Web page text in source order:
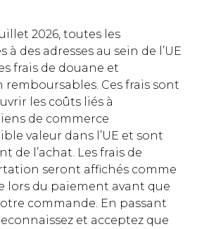
2026, toutes les
des adresses au sein de l’UE
frais de douane et
Ces frais sont
les coûts liés à
de commerce
valeur dans l’UE et sont
de l’achat. Les frais de
seront affichés comme
lors du paiement avant que
commande. En passant
et acceptez que